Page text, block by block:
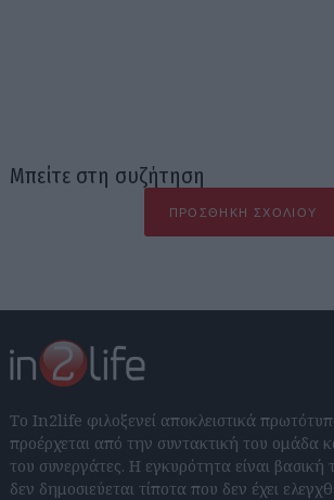
Μπείτε στη συζήτηση
ΠΡΟΣΘΉΚΗ ΣΧΟΛΊΟΥ
Το In2life φιλοξενεί αποκλειστικά
προέρχεται από την συντακτική του ομάδα
του συνεργάτες. Η εγκυρότητα είναι βασική
δεν δημοσιεύεται τίποτα που δεν έχει